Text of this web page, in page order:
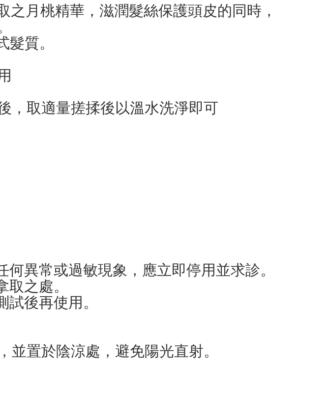
之月桃精華，滋潤髮絲保護頭皮的同時，
質。
，取適量搓揉後以溫水洗淨即可
何異常或過敏現象，應立即停用並求診。
之處。
後再使用。
並置於陰涼處，避免陽光直射。